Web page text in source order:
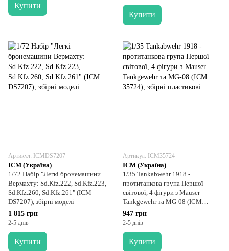
Купити
Купити
Артикул: ICMDS7207
ICM (Україна)
1/72 Набір "Легкі бронемашини
Вермахту: Sd.Kfz.222, Sd.Kfz.223,
Sd.Kfz.260, Sd.Kfz.261" (ICM
DS7207), збірні моделі
1 815 грн
2-5 днів
Купити
Артикул: ICM35724
ICM (Україна)
1/35 Tankabwehr 1918 -
протитанкова група Першої
світової, 4 фігури з Mauser
Tankgewehr та MG-08 (ICM
35724), збірні пластикові
947 грн
2-5 днів
Купити